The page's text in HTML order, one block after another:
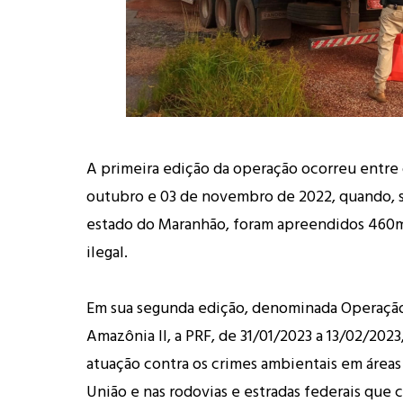
A primeira edição da operação ocorreu entre
outubro e 03 de novembro de 2022, quando,
estado do Maranhão, foram apreendidos
ilegal.
Em sua segunda edição, denominada
Amazônia II, a PRF, de 31/01/2023 a 13/02/
atuação contra os crimes ambientais em
União e nas rodovias e estradas federais que